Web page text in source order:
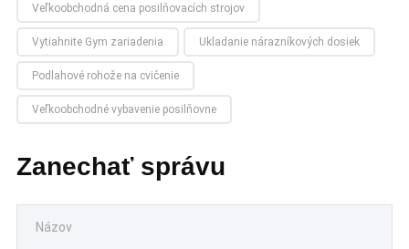
Veľkoobchodná cena posilňovacích strojov
Vytiahnite Gym zariadenia Ukladanie nárazníkových dosiek
Podlahové rohože na cvičenie
Veľkoobchodné vybavenie posilňovne
Zanechať správu